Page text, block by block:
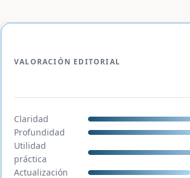
VALORACIÓN EDITORIAL
Claridad
Profundidad
Utilidad
práctica
Actualización